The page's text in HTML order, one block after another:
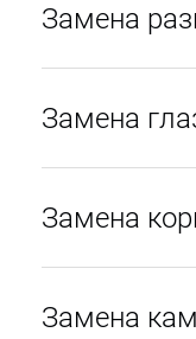
Замена
Замена
Замена
Замена